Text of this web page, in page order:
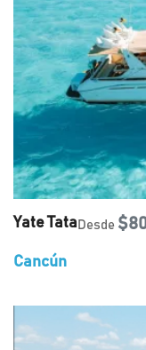
Yate Tata Desde
Cancún